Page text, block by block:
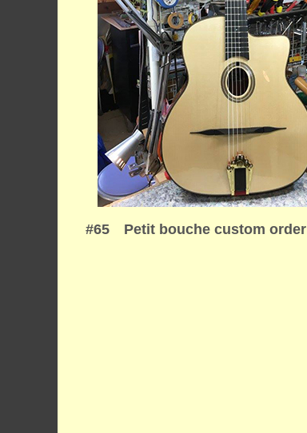
#65 Petit bouche custom order